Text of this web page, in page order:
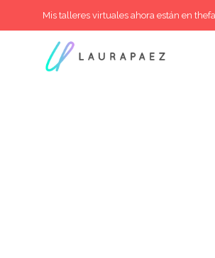
Mis talleres virtuales ahora están en